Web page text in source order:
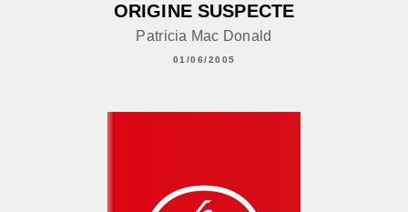
ORIGINE SUSPECTE
Patricia Mac Donald
01/06/2005